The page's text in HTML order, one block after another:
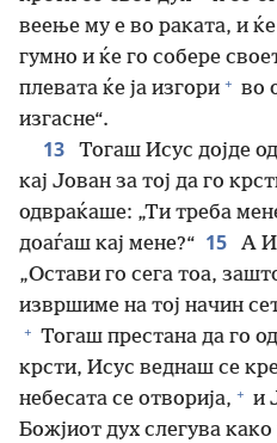
веење му е во раката, и
гумно и ќе го собере
плевата ќе ја изгори + во
изгасне“.
13 Тогаш Исус дојде
кај Јован за тој да го
одвраќаше: „Ти треба
доаѓаш кај мене?“ 15
А
„Остави го сега тоа,
извршиме на тој начин
+ Тогаш престана да го
крсти, Исус веднаш се
небесата се отворија, + и
Божјиот дух слегува како